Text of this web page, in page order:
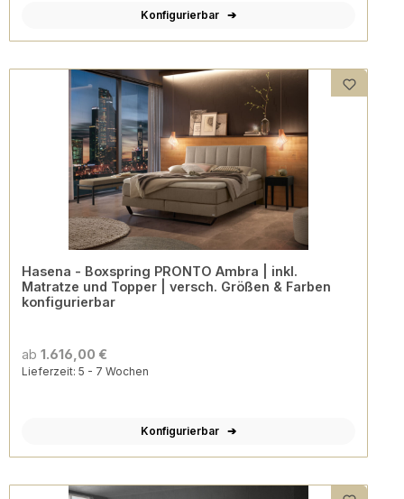
Konfigurierbar
Hasena - Boxspring PRONTO Ambra | inkl.
Matratze und Topper | versch. Größen & Farben
konfigurierbar
ab 1.616,00 €
Lieferzeit: 5 - 7 Wochen
Konfigurierbar